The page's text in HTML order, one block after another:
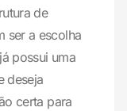
de
ser a escolha
possui uma
deseja
certa para